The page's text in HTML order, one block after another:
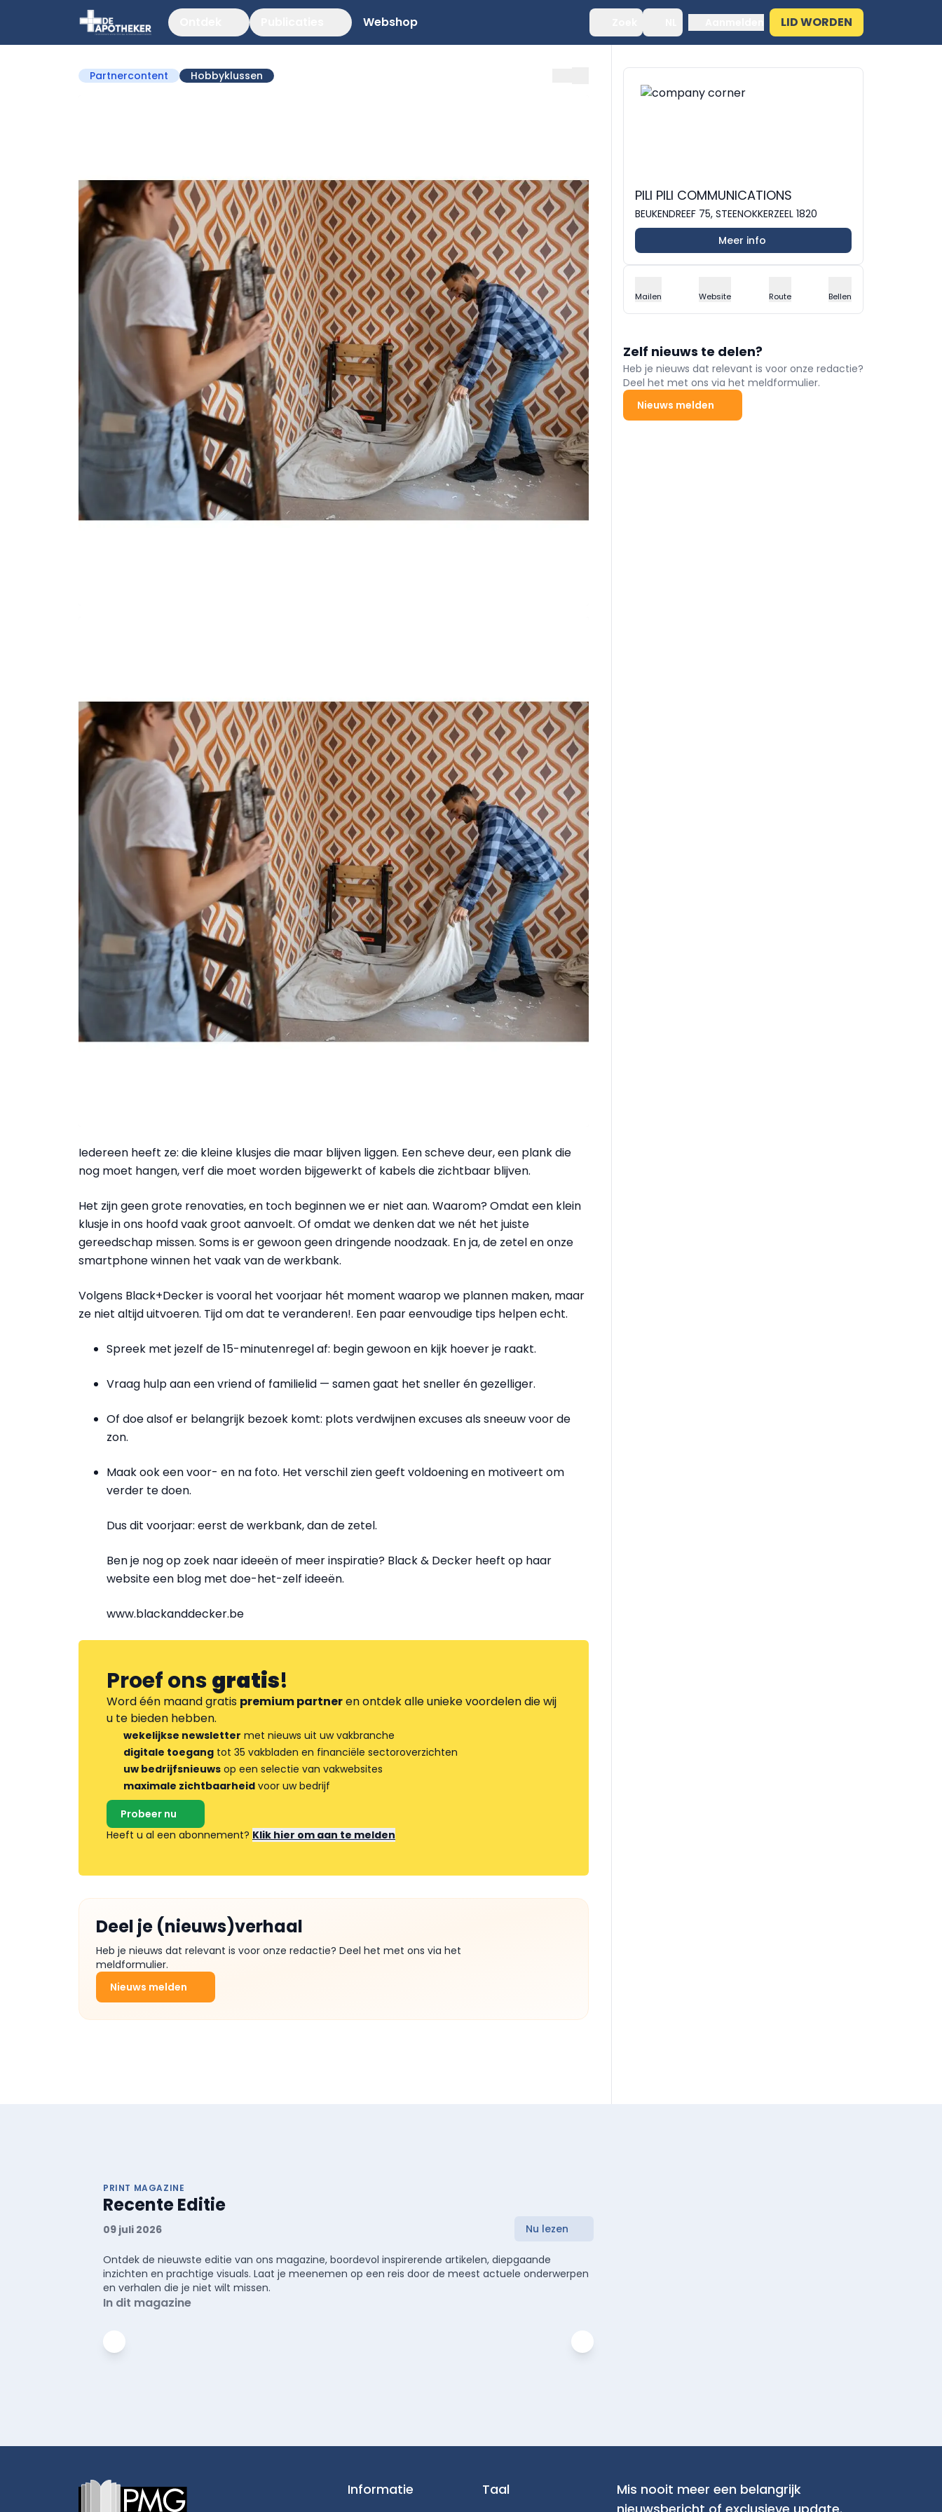
Webshop LID WORDEN
Partnercontent Hobbyklussen
Iedereen heeft ze: die kleine klusjes die maar blijven liggen. Een scheve deur, een plank die
nog moet hangen, verf die moet worden bijgewerkt of kabels die zichtbaar blijven.
Het zijn geen grote renovaties, en toch beginnen we er niet aan. Waarom? Omdat een klein
klusje in ons hoofd vaak groot aanvoelt. Of omdat we denken dat we nét het juiste
gereedschap missen. Soms is er gewoon geen dringende noodzaak. En ja, de zetel en onze
smartphone winnen het vaak van de werkbank.
Volgens Black+Decker is vooral het voorjaar hét moment waarop we plannen maken, maar
ze niet altijd uitvoeren. Tijd om dat te veranderen!. Een paar eenvoudige tips helpen echt.
Spreek met jezelf de 15-minutenregel af: begin gewoon en kijk hoever je raakt.
Vraag hulp aan een vriend of familielid — samen gaat het sneller én gezelliger.
Of doe alsof er belangrijk bezoek komt: plots verdwijnen excuses als sneeuw voor de
zon.
Maak ook een voor- en na foto. Het verschil zien geeft voldoening en motiveert om
verder te doen.
Dus dit voorjaar: eerst de werkbank, dan de zetel.
Ben je nog op zoek naar ideeën of meer inspiratie? Black & Decker heeft op haar
website een blog met doe-het-zelf ideeën.
www.blackanddecker.be
Proef onsgratis!
Word één maand gratis premium partneren ontdek alle unieke voordelen die wij
u te bieden hebben.
wekelijkse newsletter met nieuws uit uw vakbranche
digitale toegang tot 35 vakbladen en financiële sectoroverzichten
uw bedrijfsnieuws op een selectie van vakwebsites
maximale zichtbaarheid voor uw bedrijf
Probeer nu
Heeft u al een abonnement? Klik hier om aan te melden
Deel je (nieuws)verhaal
Heb je nieuws dat relevant is voor onze redactie? Deel het met ons via het
meldformulier.
Nieuws melden
PILI PILI COMMUNICATIONS
BEUKENDREEF 75, STEENOKKERZEEL 1820
Meer info
Mailen Website Route Bellen
Zelf nieuws te delen?
Heb je nieuws dat relevant is voor onze redactie?
Deel het met ons via het meldformulier.
Nieuws melden
PRINT MAGAZINE
Recente Editie
09 juli 2026 Nu lezen
Ontdek de nieuwste editie van ons magazine, boordevol inspirerende artikelen, diepgaande
inzichten en prachtige visuals. Laat je meenemen op een reis door de meest actuele onderwerpen
en verhalen die je niet wilt missen.
In dit magazine
Informatie Taal
Mis nooit meer een belangrijk